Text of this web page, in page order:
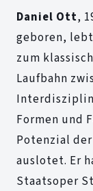
Daniel Ott,
geboren,
zum
Laufbahn
Formen und
Potenzial
auslotet. Er
Staatsoper